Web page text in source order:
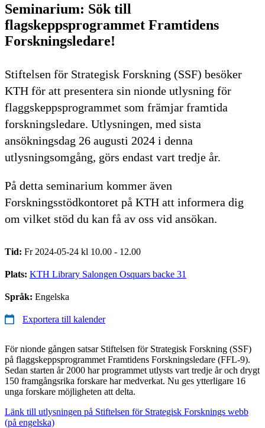
Seminarium: Sök till
flagskeppsprogrammet Framtidens
Forskningsledare!
Stiftelsen för Strategisk Forskning (SSF) besöker
KTH för att presentera sin nionde utlysning för
flaggskeppsprogrammet som främjar framtida
forskningsledare. Utlysningen, med sista
ansökningsdag 26 augusti 2024 i denna
utlysningsomgång, görs endast vart tredje år.
På detta seminarium kommer även
Forskningsstödkontoret på KTH att informera dig
om vilket stöd du kan få av oss vid ansökan.
Tid: Fr 2024-05-24 kl 10.00 - 12.00
Plats: KTH Library Salongen Osquars backe 31
Språk: Engelska
Exportera till kalender
För nionde gången satsar Stiftelsen för Strategisk Forskning (SSF)
på flaggskeppsprogrammet Framtidens Forskningsledare (FFL-9).
Sedan starten år 2000 har programmet utlysts vart tredje år och drygt
150 framgångsrika forskare har medverkat. Nu ges ytterligare 16
unga forskare möjligheten att delta.
Länk till utlysningen på Stiftelsen för Strategisk Forsknings webb
(på engelska)